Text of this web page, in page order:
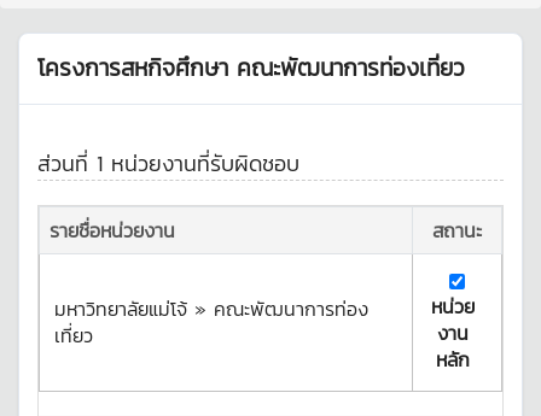
โครงการสหกิจศึกษา คณะพัฒนาการท่องเที่ยว
ส่วนที่ 1 หน่วยงานที่รับผิดชอบ
รายชื่อหน่วยงาน สถานะ
มหาวิทยาลัยแม่โจ้ » คณะพัฒนาการท่อง
เที่ยว
หน่วย
งาน
หลัก